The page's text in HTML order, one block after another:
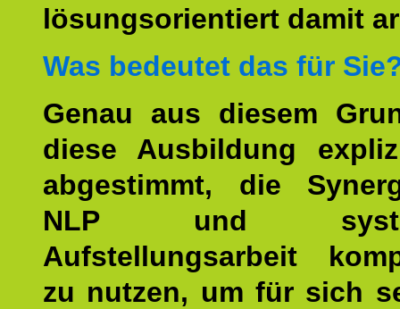
lösungsorientiert damit
Was bedeutet das für
Genau aus diesem
diese Ausbildung
abgestimmt, die
NLP und
Aufstellungsarbeit
zu nutzen, um für sich